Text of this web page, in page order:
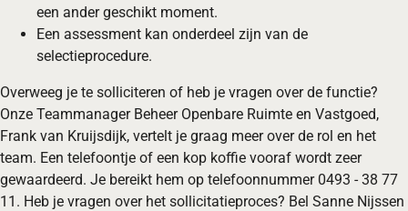
een ander geschikt moment.
Een assessment kan onderdeel zijn van de
selectieprocedure.
Overweeg je te solliciteren of heb je vragen over de functie?
Onze Teammanager Beheer Openbare Ruimte en Vastgoed,
Frank van Kruijsdijk, vertelt je graag meer over de rol en het
team. Een telefoontje of een kop koffie vooraf wordt zeer
gewaardeerd. Je bereikt hem op telefoonnummer 0493 - 38 77
11. Heb je vragen over het sollicitatieproces? Bel Sanne Nijssen